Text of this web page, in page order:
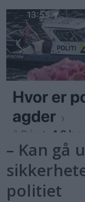
– Kan gå
politiet